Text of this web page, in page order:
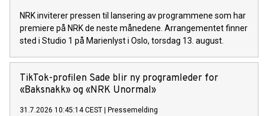
NRK inviterer pressen til lansering av programmene som har
premiere på NRK de neste månedene. Arrangementet finner
sted i Studio 1 på Marienlyst i Oslo, torsdag 13. august.
TikTok-profilen Sade blir ny programleder for
«Baksnakk» og «NRK Unormal»
31.7.2026 10:45:14 CEST | Pressemelding